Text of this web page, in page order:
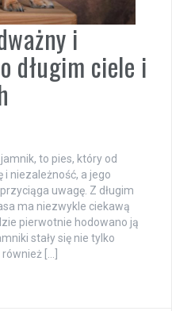
i
długim ciele i
to pies, który od
i niezależność, a jego
uwagę. Z długim
ma niezwykle ciekawą
pierwotnie hodowano ją
stały się nie tylko
[…]